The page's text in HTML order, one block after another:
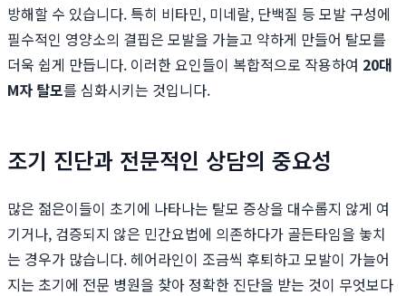
방해할 수 있습니다. 특히 비타민, 미네랄, 단백질 등 모발 구성에
필수적인 영양소의 결핍은 모발을 가늘고 약하게 만들어 탈모를
더욱 쉽게 만듭니다. 이러한 요인들이 복합적으로 작용하여 20대
M자 탈모를 심화시키는 것입니다.
조기 진단과 전문적인 상담의 중요성
많은 젊은이들이 초기에 나타나는 탈모 증상을 대수롭지 않게 여
기거나, 검증되지 않은 민간요법에 의존하다가 골든타임을 놓치
는 경우가 많습니다. 헤어라인이 조금씩 후퇴하고 모발이 가늘어
지는 초기에 전문 병원을 찾아 정확한 진단을 받는 것이 무엇보다